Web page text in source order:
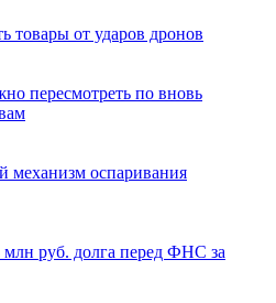
товары от ударов дронов
пересмотреть по вновь
механизм оспаривания
млн руб. долга перед ФНС за